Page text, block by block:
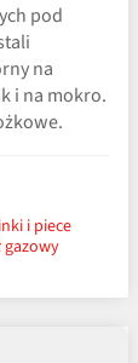
pod
na
i na mokro.
i piece
gazowy